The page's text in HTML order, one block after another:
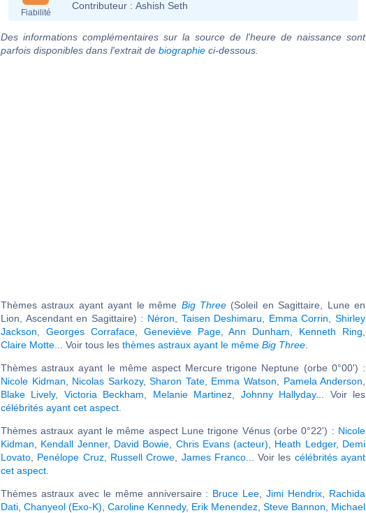
Fiabilité
Contributeur : Ashish Seth
Des informations complémentaires sur la source de l'heure de naissance sont
parfois disponibles dans l'extrait de biographie ci-dessous.
Thèmes astraux ayant ayant le même Big Three(Soleil en Sagittaire, Lune en
Lion, Ascendant en Sagittaire) : Néron Taisen Deshimaru Emma Corrin ,Shirley
Jackson
Georges Corraface, Geneviève Page,Ann Dunham Kenneth Ring
Claire Motte ... Voir tous les thèmes astraux ayant le même Big Three
Thèmes astraux ayant le même aspect Mercure trigone Neptune (orbe 0°00') :
Nicole Kidman
Nicolas Sarkozy,Sharon Tate, Emma Watson Pamela Anderson
Blake Lively, Victoria Beckham Melanie Martinez Johnny Hallyday... Voir les
célébrités ayant cet aspect
Thèmes astraux ayant le même aspect Lune trigone Vénus (orbe 0°22') : Nicole
Kidman
Kendall Jenner, David Bowie Chris Evans (acteur) Heath Ledger, Demi
Lovato
Penélope Cruz, Russell Crowe James Franco... Voir les célébrités ayant
cet aspect
Thèmes astraux avec le même anniversaire : Bruce Lee ,Jimi Hendrix
Rachida
Dati Chanyeol (Exo-K) Caroline Kennedy, Erik Menendez Steve Bannon
Michael